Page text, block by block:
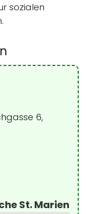
sozialen
6,
St. Marien